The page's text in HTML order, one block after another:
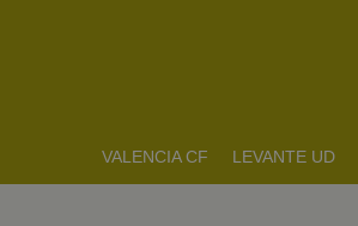
VALENCIA CF LEVANTE UD